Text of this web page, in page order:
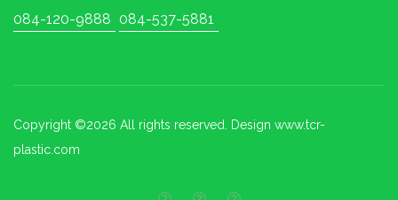
084-120-9888 084-537-5881
Copyright ©2026 All rights reserved. Design www.tcr-
plastic.com